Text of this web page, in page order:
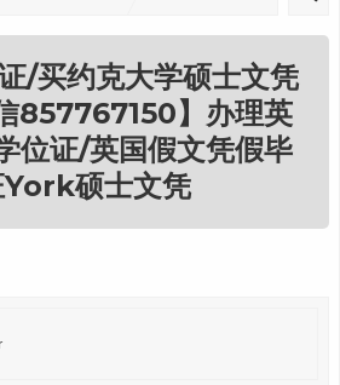
/买约克大学硕士文凭
857767150】办理英
位证/英国假文凭假毕
York硕士文凭